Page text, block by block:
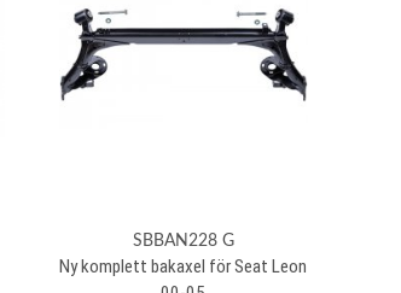
SBBAN228 G
Ny komplett bakaxel för Seat Leon